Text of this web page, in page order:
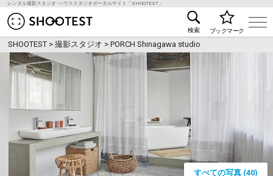
レンタル撮影スタジオ･ハウススタジオポータルサイト「SHOOTEST」
レンタル撮影スタジオ･ハウススタジオ検索の
検索 ブックマーク
SHOOTEST >撮影スタジオ >PORCH Shinagawa studio
すべての写真 (40)